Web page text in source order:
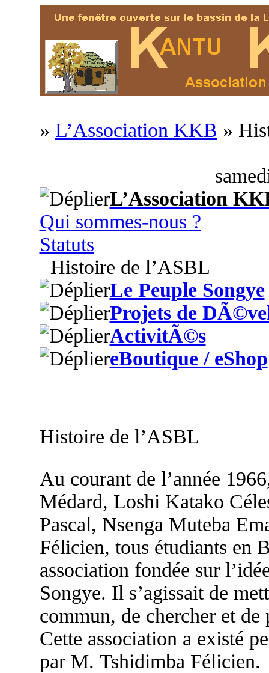
» L’Association KKB »
L’Association
Qui sommes-nous ?
Statuts
Histoire de l’ASBL
Le Peuple Songye
Projets de
ActivitÃ©s
eBoutique / eShop
Histoire de l’ASBL
Au courant de l’année
Médard, Loshi Katako
Pascal, Nsenga Muteba
Félicien, tous étudiants en
association fondée sur
Songye. Il s’agissait de
commun, de chercher et
Cette association a existé
par M. Tshidimba Félicien.